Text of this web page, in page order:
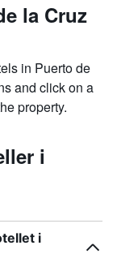
la Cruz
in Puerto de
and click on a
property.
i
i